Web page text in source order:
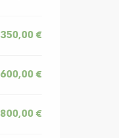
350,00 €
600,00 €
800,00 €